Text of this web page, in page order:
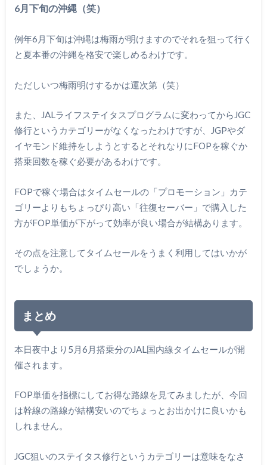
6月下旬の沖縄（笑）
例年6月下旬は沖縄は梅雨が明けますのでそれを狙って行く
と夏本番の沖縄を格安で楽しめるわけです。
ただしいつ梅雨明けするかは運次第（笑）
また、JALライフステイタスプログラムに変わってからJGC
修行というカテゴリーがなくなったわけですが、JGPやダ
イヤモンド維持をしようとするとそれなりにFOPを稼ぐか
搭乗回数を稼ぐ必要があるわけです。
FOPで稼ぐ場合はタイムセールの「プロモーション」カテ
ゴリーよりもちょっぴり高い「往復セーバー」で購入した
方がFOP単価が下がって効率が良い場合が結構あります。
その点を注意してタイムセールをうまく利用してはいかが
でしょうか。
まとめ
本日夜中より5月6月搭乗分のJAL国内線タイムセールが開
催されます。
FOP単価を指標にしてお得な路線を見てみましたが、今回
は幹線の路線が結構安いのでちょっとお出かけに良いかも
しれません。
JGC狙いのステイタス修行というカテゴリーは意味をなさ